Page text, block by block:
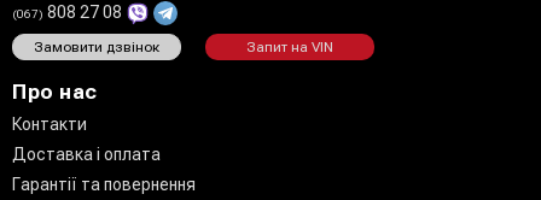
(067) 808 27 08
Замовити дзвінок Запит на VIN
Про нас
Контакти
Доставка і оплата
Гарантії та повернення